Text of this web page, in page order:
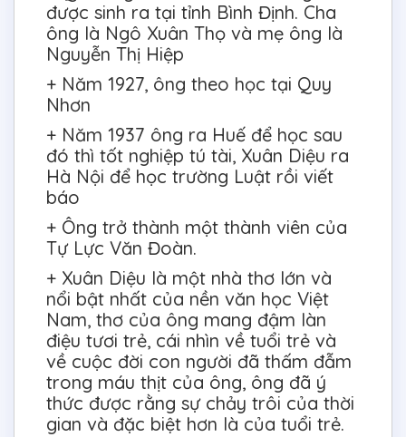
được sinh ra tại tỉnh Bình Định. Cha
ông là Ngô Xuân Thọ và mẹ ông là
Nguyễn Thị Hiệp
+ Năm 1927, ông theo học tại Quy
Nhơn
+ Năm 1937 ông ra Huế để học sau
đó thì tốt nghiệp tú tài, Xuân Diệu ra
Hà Nội để học trường Luật rồi viết
báo
+ Ông trở thành một thành viên của
Tự Lực Văn Đoàn.
+ Xuân Diệu là một nhà thơ lớn và
nổi bật nhất của nền văn học Việt
Nam, thơ của ông mang đậm làn
điệu tươi trẻ, cái nhìn về tuổi trẻ và
về cuộc đời con người đã thấm đẫm
trong máu thịt của ông, ông đã ý
thức được rằng sự chảy trôi của thời
gian và đặc biệt hơn là của tuổi trẻ.